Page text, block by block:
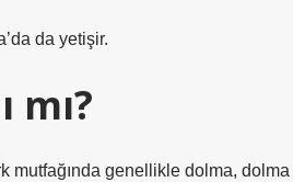
da yetişir.
mutfağında genellikle dolma, dolma